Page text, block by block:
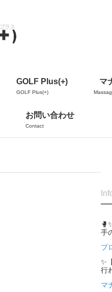
GOLF Plus(+)
GOLF Plus(+)
マ
お問い合わせ
Contact
手
プ
✨
行
マ